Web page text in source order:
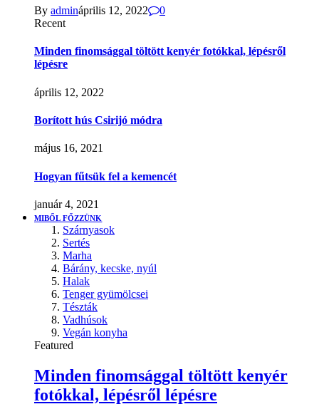
By admináprilis 12, 2022
0
Recent
Minden finomsággal töltött kenyér fotókkal, lépésről
lépésre
április 12, 2022
Borított hús Csirijó módra
május 16, 2021
Hogyan fűtsük fel a kemencét
január 4, 2021
MIBŐL FŐZZÜNK
Szárnyasok
Sertés
Marha
Bárány, kecske, nyúl
Halak
Tenger gyümölcsei
Tészták
Vadhúsok
Vegán konyha
Featured
Minden finomsággal töltött kenyér
fotókkal, lépésről lépésre